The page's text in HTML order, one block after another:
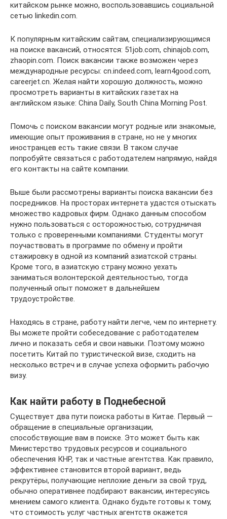
китайском рынке можно, воспользовавшись социальной
сетью linkedin.com.
К популярным китайским сайтам, специализирующимся
на поиске вакансий, относятся: 51job.com, chinajob.com,
zhaopin.com. Поиск вакансии также возможен через
международные ресурсы: cn.indeed.com, learn4good.com,
careerjet.cn. Желая найти хорошую должность, можно
просмотреть варианты в китайских газетах на
английском языке: China Daily, South China Morning Post.
Помочь с поиском вакансии могут родные или знакомые,
имеющие опыт проживания в стране, но не у многих
иностранцев есть такие связи. В таком случае
попробуйте связаться с работодателем напрямую, найдя
его контакты на сайте компании.
Выше были рассмотрены варианты поиска вакансии без
посредников. На просторах интернета удастся отыскать
множество кадровых фирм. Однако данным способом
нужно пользоваться с осторожностью, сотрудничая
только с проверенными компаниями. Студенты могут
поучаствовать в программе по обмену и пройти
стажировку в одной из компаний азиатской страны.
Кроме того, в азиатскую страну можно уехать
заниматься волонтерской деятельностью, тогда
полученный опыт поможет в дальнейшем
трудоустройстве.
Находясь в стране, работу найти легче, чем по интернету.
Вы можете пройти собеседование с работодателем
лично и показать себя и свои навыки. Поэтому можно
посетить Китай по туристической визе, сходить на
несколько встреч и в случае успеха оформить рабочую
визу.
Как найти работу в Поднебесной
Существует два пути поиска работы в Китае. Первый —
обращение в специальные организации,
способствующие вам в поиске. Это может быть как
Министерство трудовых ресурсов и социального
обеспечения КНР, так и частные агентства. Как правило,
эффективнее становится второй вариант, ведь
рекрутёры, получающие неплохие деньги за свой труд,
обычно оперативнее подбирают вакансии, интересуясь
мнением самого клиента. Однако будьте готовы к тому,
что стоимость услуг частных агентств окажется